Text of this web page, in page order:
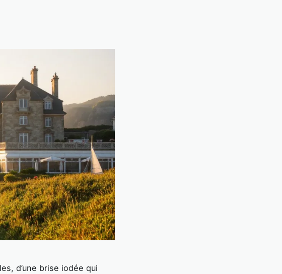
d’une brise iodée qui